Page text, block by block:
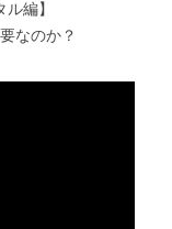
編】
なのか？